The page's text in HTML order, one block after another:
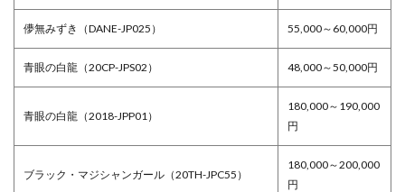
儚無みずき（DANE-JP025） 55,000～60,000円
青眼の白龍（20CP-JPS02） 48,000～50,000円
青眼の白龍（2018-JPP01）
180,000～190,000
円
ブラック・マジシャンガール（20TH-JPC55）
180,000～200,000
円